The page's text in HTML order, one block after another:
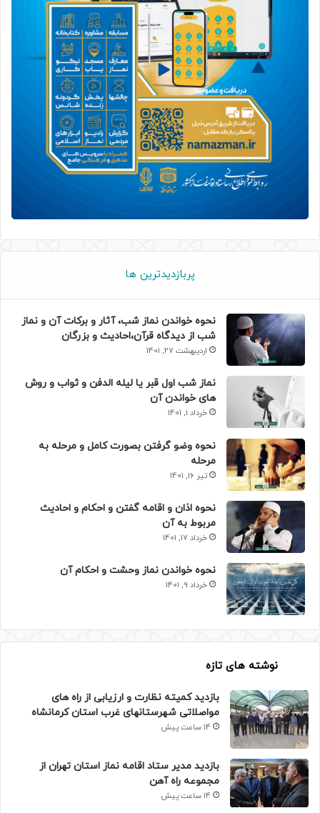
پربازدیدترین ها
نحوه خواندن نماز شب، آثار و برکات آن و نماز
شب از دیدگاه قرآن،احادیث و بزرگان
اردیبهشت 27, 1401
نماز شب اول قبر یا لیله الدفن و ثواب و روش
های خواندن آن
خرداد 1, 1401
نحوه وضو گرفتن بصورت کامل و مرحله به
مرحله
تیر 16, 1401
نحوه اذان و اقامه گفتن و احکام و احادیث
مربوط به آن
خرداد 17, 1401
نحوه خواندن نماز وحشت و احکام آن
خرداد 9, 1401
نوشته های تازه
بازدید کمیته نظارت و ارزیابی از راه های
مواصلاتی شهرستانهای غرب استان کرمانشاه
14 ساعت پیش
بازدید مدیر ستاد اقامه نماز استان تهران از
مجموعه راه آهن
14 ساعت پیش